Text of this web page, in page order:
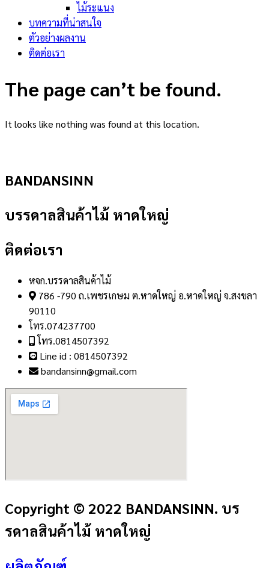
ไม้ระแนง
บทความที่น่าสนใจ
ตัวอย่างผลงาน
ติดต่อเรา
The page can’t be found.
It looks like nothing was found at this location.
BANDANSINN
บรรดาลสินค้าไม้ หาดใหญ่
ติดต่อเรา
หจก.บรรดาลสินค้าไม้
786 -790 ถ.เพชรเกษม ต.หาดใหญ่ อ.หาดใหญ่ จ.สงขลา
90110
โทร.074237700
โทร.0814507392
Line id : 0814507392
bandansinn@gmail.com
Copyright © 2022 BANDANSINN. บร
รดาลสินค้าไม้ หาดใหญ่